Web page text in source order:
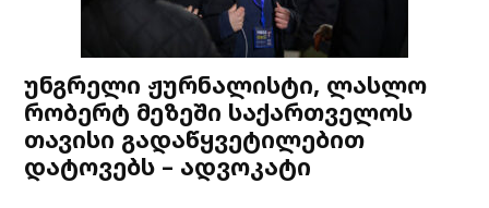
უნგრელი ჟურნალისტი, ლასლო
რობერტ მეზეში საქართველოს
თავისი გადაწყვეტილებით
დატოვებს – ადვოკატი